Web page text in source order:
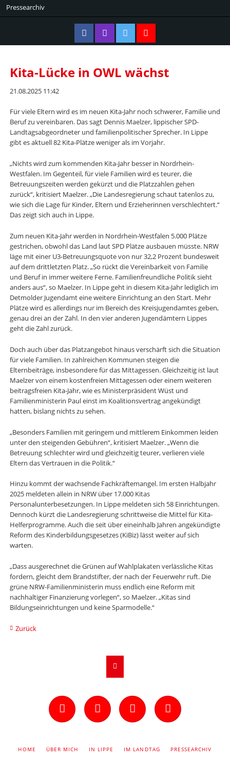
Pressearchiv
FacebookInstagramTwitterTwitter
Kita-Lücke in OWL wächst
21.08.2025 11:42
Für viele Eltern wird es im neuen Kita-Jahr noch schwerer, Familie und
Beruf zu vereinbaren. Das sagt Dennis Maelzer, lippischer SPD-
Landtagsabgeordneter und familienpolitischer Sprecher. In Lippe
gibt es aktuell 82 Kita-Plätze weniger als im Vorjahr.
„Nichts wird zum kommenden Kita-Jahr besser in Nordrhein-
Westfalen. Im Gegenteil, für viele Familien wird es teurer, die
Betreuungszeiten werden gekürzt und die Platzzahlen gehen
zurück“, kritisiert Maelzer. „Die Landesregierung schaut tatenlos zu,
wie sich die Lage für Kinder, Eltern und Erzieherinnen verschlechtert.“
Das zeigt sich auch in Lippe.
Zum neuen Kita-Jahr werden in Nordrhein-Westfalen 5.000 Plätze
gestrichen, obwohl das Land laut SPD Plätze ausbauen müsste. NRW
läge mit einer U3-Betreuungsquote von nur 32,2 Prozent bundesweit
auf dem drittletzten Platz. „So rückt die Vereinbarkeit von Familie
und Beruf in immer weitere Ferne. Familienfreundliche Politik sieht
anders aus“, so Maelzer. In Lippe geht in diesem Kita-Jahr lediglich im
Detmolder Jugendamt eine weitere Einrichtung an den Start. Mehr
Plätze wird es allerdings nur im Bereich des Kreisjugendamtes geben,
genau drei an der Zahl. In den vier anderen Jugendämtern Lippes
geht die Zahl zurück.
Doch auch über das Platzangebot hinaus verschärft sich die Situation
für viele Familien. In zahlreichen Kommunen steigen die
Elternbeiträge, insbesondere für das Mittagessen. Gleichzeitig ist laut
Maelzer von einem kostenfreien Mittagessen oder einem weiteren
beitragsfreien Kita-Jahr, wie es Ministerpräsident Wüst und
Familienministerin Paul einst im Koalitionsvertrag angekündigt
hatten, bislang nichts zu sehen.
„Besonders Familien mit geringem und mittlerem Einkommen leiden
unter den steigenden Gebühren“, kritisiert Maelzer. „Wenn die
Betreuung schlechter wird und gleichzeitig teurer, verlieren viele
Eltern das Vertrauen in die Politik.“
Hinzu kommt der wachsende Fachkräftemangel. Im ersten Halbjahr
2025 meldeten allein in NRW über 17.000 Kitas
Personalunterbesetzungen. In Lippe meldeten sich 58 Einrichtungen.
Dennoch kürzt die Landesregierung schrittweise die Mittel für Kita-
Helferprogramme. Auch die seit über eineinhalb Jahren angekündigte
Reform des Kinderbildungsgesetzes (KiBiz) lässt weiter auf sich
warten.
„Dass ausgerechnet die Grünen auf Wahlplakaten verlässliche Kitas
fordern, gleicht dem Brandstifter, der nach der Feuerwehr ruft. Die
grüne NRW-Familienministerin muss endlich eine Reform mit
nachhaltiger Finanzierung vorlegen“, so Maelzer. „Kitas sind
Bildungseinrichtungen und keine Sparmodelle.“
Zurück
NAVIGATION
HOME ÜBER MICH IN LIPPE IM LANDTAG PRESSEARCHIV